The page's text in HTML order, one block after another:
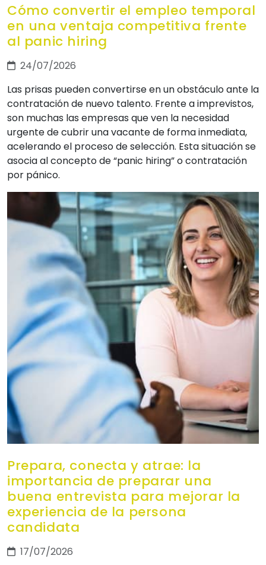
Cómo convertir el empleo temporal
en una ventaja competitiva frente
al panic hiring
24/07/2026
Las prisas pueden convertirse en un obstáculo ante la
contratación de nuevo talento. Frente a imprevistos,
son muchas las empresas que ven la necesidad
urgente de cubrir una vacante de forma inmediata,
acelerando el proceso de selección. Esta situación se
asocia al concepto de “panic hiring” o contratación
por pánico.
Prepara, conecta y atrae: la
importancia de preparar una
buena entrevista para mejorar la
experiencia de la persona
candidata
17/07/2026